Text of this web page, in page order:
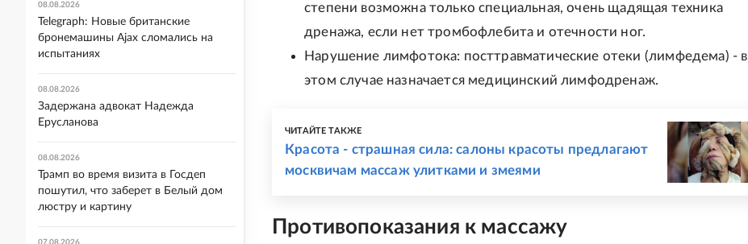
степени возможна только специальная, очень щадящая техника
дренажа, если нет тромбофлебита и отечности ног.
Нарушение лимфотока: посттравматические отеки (лимфедема) - в
этом случае назначается медицинский лимфодренаж.
ЧИТАЙТЕ ТАКЖЕ
Красота - страшная сила: салоны красоты предлагают
москвичам массаж улитками и змеями
Противопоказания к массажу
08.08.2026
Telegraph: Новые британские
бронемашины Ajax сломались на
испытаниях
08.08.2026
Задержана адвокат Надежда
Ерусланова
08.08.2026
Трамп во время визита в Госдеп
пошутил, что заберет в Белый дом
люстру и картину
07.08.2026